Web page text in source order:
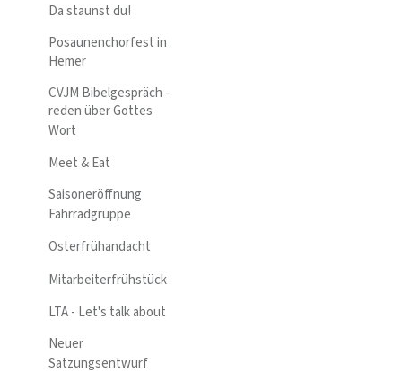
Da staunst du!
Posaunenchorfest in
Hemer
CVJM Bibelgespräch -
reden über Gottes
Wort
Meet & Eat
Saisoneröffnung
Fahrradgruppe
Osterfrühandacht
Mitarbeiterfrühstück
LTA - Let's talk about
Neuer
Satzungsentwurf